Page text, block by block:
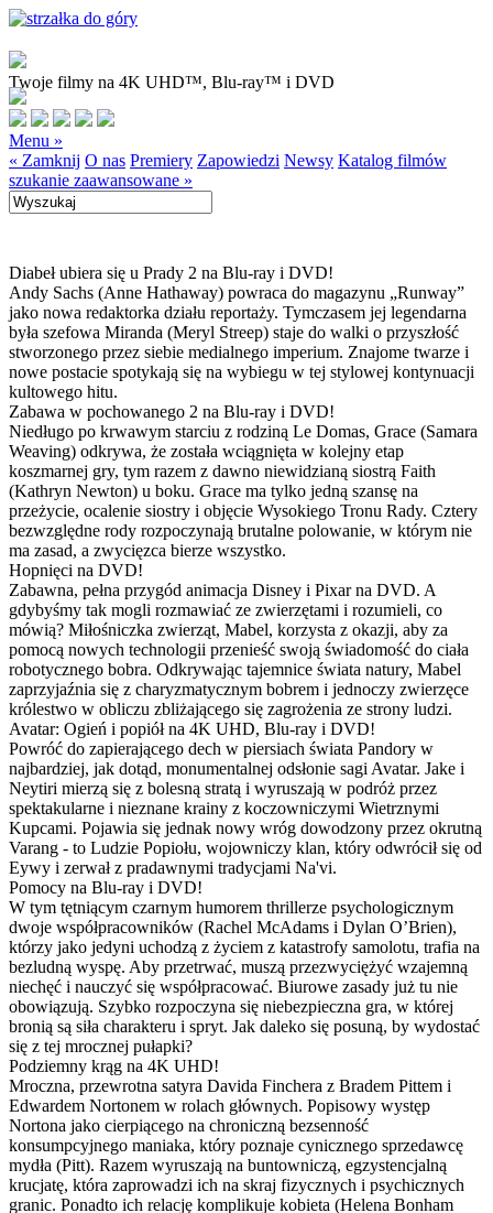
Twoje filmy na 4K UHD™, Blu-ray™ i DVD
Menu »
« Zamknij O nas Premiery Zapowiedzi Newsy Katalog filmów
szukanie zaawansowane »
Diabeł ubiera się u Prady 2 na Blu-ray i DVD!
Andy Sachs (Anne Hathaway) powraca do magazynu „Runway”
jako nowa redaktorka działu reportaży. Tymczasem jej legendarna
była szefowa Miranda (Meryl Streep) staje do walki o przyszłość
stworzonego przez siebie medialnego imperium. Znajome twarze i
nowe postacie spotykają się na wybiegu w tej stylowej kontynuacji
kultowego hitu.
Zabawa w pochowanego 2 na Blu-ray i DVD!
Niedługo po krwawym starciu z rodziną Le Domas, Grace (Samara
Weaving) odkrywa, że została wciągnięta w kolejny etap
koszmarnej gry, tym razem z dawno niewidzianą siostrą Faith
(Kathryn Newton) u boku. Grace ma tylko jedną szansę na
przeżycie, ocalenie siostry i objęcie Wysokiego Tronu Rady. Cztery
bezwzględne rody rozpoczynają brutalne polowanie, w którym nie
ma zasad, a zwycięzca bierze wszystko.
Hopnięci na DVD!
Zabawna, pełna przygód animacja Disney i Pixar na DVD. A
gdybyśmy tak mogli rozmawiać ze zwierzętami i rozumieli, co
mówią? Miłośniczka zwierząt, Mabel, korzysta z okazji, aby za
pomocą nowych technologii przenieść swoją świadomość do ciała
robotycznego bobra. Odkrywając tajemnice świata natury, Mabel
zaprzyjaźnia się z charyzmatycznym bobrem i jednoczy zwierzęce
królestwo w obliczu zbliżającego się zagrożenia ze strony ludzi.
Avatar: Ogień i popiół na 4K UHD, Blu-ray i DVD!
Powróć do zapierającego dech w piersiach świata Pandory w
najbardziej, jak dotąd, monumentalnej odsłonie sagi Avatar. Jake i
Neytiri mierzą się z bolesną stratą i wyruszają w podróż przez
spektakularne i nieznane krainy z koczowniczymi Wietrznymi
Kupcami. Pojawia się jednak nowy wróg dowodzony przez okrutną
Varang - to Ludzie Popiołu, wojowniczy klan, który odwrócił się od
Eywy i zerwał z pradawnymi tradycjami Na'vi.
Pomocy na Blu-ray i DVD!
W tym tętniącym czarnym humorem thrillerze psychologicznym
dwoje współpracowników (Rachel McAdams i Dylan O’Brien),
którzy jako jedyni uchodzą z życiem z katastrofy samolotu, trafia na
bezludną wyspę. Aby przetrwać, muszą przezwyciężyć wzajemną
niechęć i nauczyć się współpracować. Biurowe zasady już tu nie
obowiązują. Szybko rozpoczyna się niebezpieczna gra, w której
bronią są siła charakteru i spryt. Jak daleko się posuną, by wydostać
się z tej mrocznej pułapki?
Podziemny krąg na 4K UHD!
Mroczna, przewrotna satyra Davida Finchera z Bradem Pittem i
Edwardem Nortonem w rolach głównych. Popisowy występ
Nortona jako cierpiącego na chroniczną bezsenność
konsumpcyjnego maniaka, który poznaje cynicznego sprzedawcę
mydła (Pitt). Razem wyruszają na buntowniczą, egzystencjalną
krucjatę, która zaprowadzi ich na skraj fizycznych i psychicznych
granic. Ponadto ich relację komplikuje kobieta (Helena Bonham